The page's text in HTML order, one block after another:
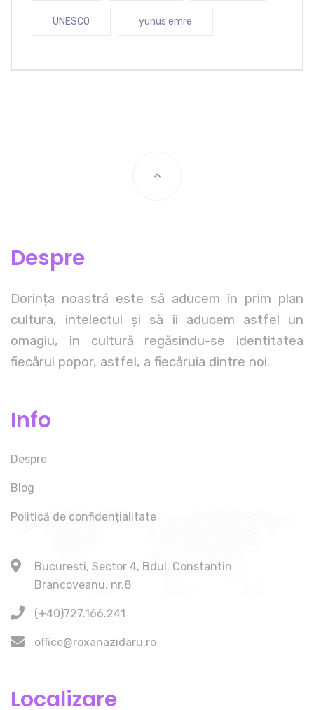
UNESCO yunus emre
Despre
Dorința noastră este să aducem în prim plan
cultura, intelectul și să îi aducem astfel un
omagiu, în cultură regăsindu-se identitatea
fiecărui popor, astfel, a fiecăruia dintre noi.
Info
Despre
Blog
Politică de confidențialitate
Bucuresti, Sector 4, Bdul. Constantin
Brancoveanu, nr.8
(+40)727.166.241
office@roxanazidaru.ro
Localizare